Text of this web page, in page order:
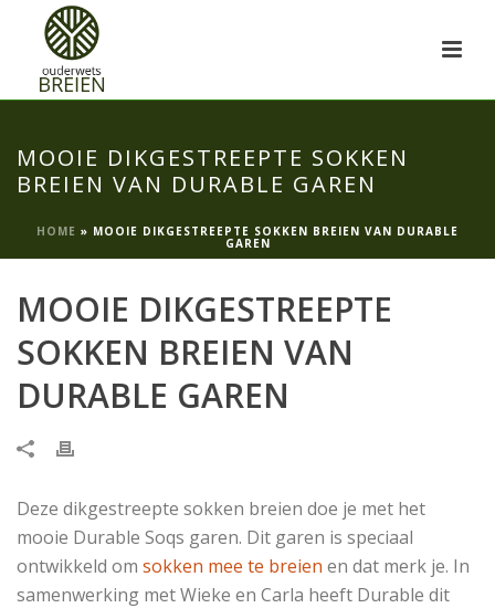
MOOIE DIKGESTREEPTE SOKKEN
BREIEN VAN DURABLE GAREN
HOME » MOOIE DIKGESTREEPTE SOKKEN BREIEN VAN DURABLE
GAREN
MOOIE DIKGESTREEPTE
SOKKEN BREIEN VAN
DURABLE GAREN
Deze dikgestreepte sokken breien doe je met het
mooie Durable Soqs garen. Dit garen is speciaal
ontwikkeld om sokken mee te breien en dat merk je. In
samenwerking met Wieke en Carla heeft Durable dit